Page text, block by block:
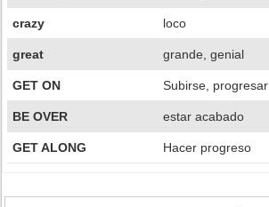
crazy loco
great grande, genial
GET ON Subirse, progresar
BE OVER estar acabado
GET ALONG Hacer progreso